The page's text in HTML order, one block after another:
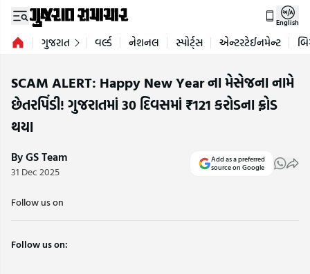
English
ગુજરાત વર્લ્ડ નેશનલ સ્પોર્ટ્સ એન્ટરટેઈનમેન્ટ
SCAM ALERT: Happy New Year ના મેસેજના નામે
છેતરપિંડી! ગુજરાતમાં 30 દિવસમાં ₹121 કરોડના ફ્રોડ
થયા
By GS Team
31 Dec 2025
Add as a preferred
source on Google
Follow us on
Follow us on: